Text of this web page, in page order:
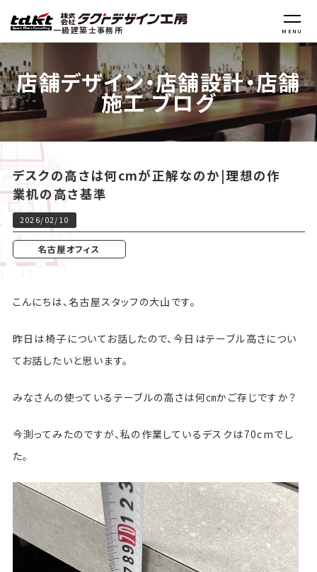
一級建築士事務所 MENU
店舗デザイン・店舗設計・店舗
施工 ブログ
デスクの高さは何cmが正解なのか|理想の作
業机の高さ基準
2026/02/10
名古屋オフィス
こんにちは、名古屋スタッフの大山です。
昨日は椅子についてお話したので、今日はテーブル高さについ
てお話したいと思います。
みなさんの使っているテーブルの高さは何㎝かご存じですか？
今測ってみたのですが、私の作業しているデスクは70cmでし
た。